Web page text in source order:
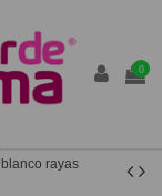
0
rayas